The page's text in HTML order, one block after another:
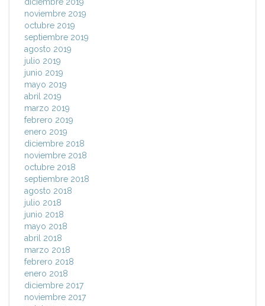
diciembre 2019
noviembre 2019
octubre 2019
septiembre 2019
agosto 2019
julio 2019
junio 2019
mayo 2019
abril 2019
marzo 2019
febrero 2019
enero 2019
diciembre 2018
noviembre 2018
octubre 2018
septiembre 2018
agosto 2018
julio 2018
junio 2018
mayo 2018
abril 2018
marzo 2018
febrero 2018
enero 2018
diciembre 2017
noviembre 2017